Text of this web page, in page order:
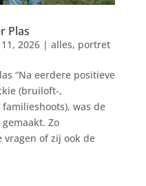
Plas
2026| alles, portret
“Na eerdere positieve
(bruiloft-,
was de
Zo
vragen of zij ook de